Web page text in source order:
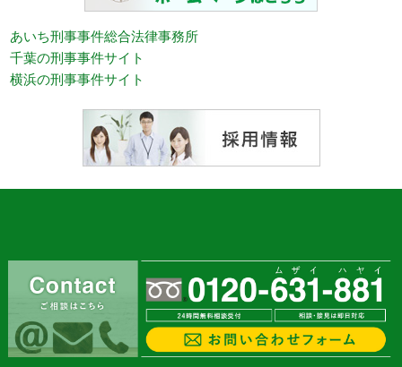
あいち刑事事件総合法律事務所
千葉の刑事事件サイト
横浜の刑事事件サイト